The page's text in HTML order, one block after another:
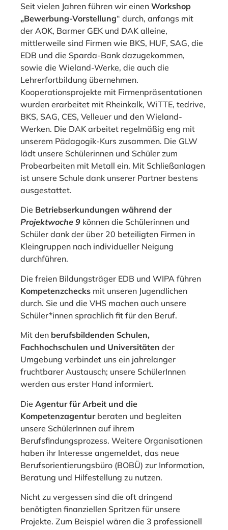
Seit vielen Jahren führen wir einen Workshop
„Bewerbung-Vorstellung“ durch, anfangs mit
der AOK, Barmer GEK und DAK alleine,
mittlerweile sind Firmen wie BKS, HUF, SAG, die
EDB und die Sparda-Bank dazugekommen,
sowie die Wieland-Werke, die auch die
Lehrerfortbildung übernehmen.
Kooperationsprojekte mit Firmenpräsentationen
wurden erarbeitet mit Rheinkalk, WiTTE, tedrive,
BKS, SAG, CES, Velleuer und den Wieland-
Werken. Die DAK arbeitet regelmäßig eng mit
unserem Pädagogik-Kurs zusammen. Die GLW
lädt unsere Schülerinnen und Schüler zum
Probearbeiten mit Metall ein. Mit Schließanlagen
ist unsere Schule dank unserer Partner bestens
ausgestattet.
Die Betriebserkundungen während der
Projektwoche 9 können die Schülerinnen und
Schüler dank der über 20 beteiligten Firmen in
Kleingruppen nach individueller Neigung
durchführen.
Die freien Bildungsträger EDB und WIPA führen
Kompetenzchecks mit unseren Jugendlichen
durch. Sie und die VHS machen auch unsere
Schüler*innen sprachlich fit für den Beruf.
Mit den berufsbildenden Schulen,
Fachhochschulen und Universitäten der
Umgebung verbindet uns ein jahrelanger
fruchtbarer Austausch; unsere SchülerInnen
werden aus erster Hand informiert.
Die Agentur für Arbeit und die
Kompetenzagenturberaten und begleiten
unsere SchülerInnen auf ihrem
Berufsfindungsprozess. Weitere Organisationen
haben ihr Interesse angemeldet, das neue
Berufsorientierungsbüro (BOBÜ) zur Information,
Beratung und Hilfestellung zu nutzen.
Nicht zu vergessen sind die oft dringend
benötigten finanziellen Spritzen für unsere
Projekte. Zum Beispiel wären die 3 professionell